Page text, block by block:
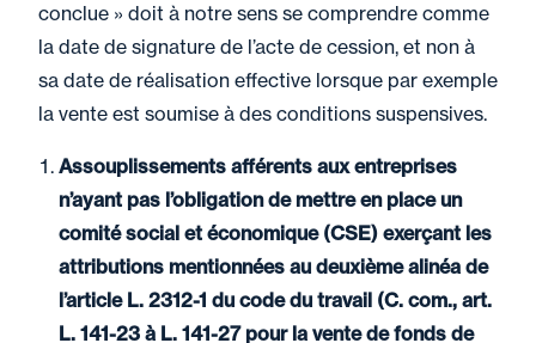
conclue » doit à notre sens se comprendre comme
la date de signature de l’acte de cession, et non à
sa date de réalisation effective lorsque par exemple
la vente est soumise à des conditions suspensives.
Assouplissements afférents aux entreprises
n’ayant pas l’obligation de mettre en place un
comité social et économique (CSE) exerçant les
attributions mentionnées au deuxième alinéa de
l’article L. 2312-1 du code du travail (C. com., art.
L. 141-23 à L. 141-27 pour la vente de fonds de